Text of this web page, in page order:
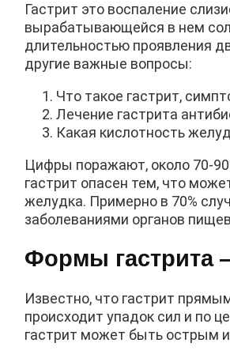
Гастрит это воспаление
вырабатывающейся в нем
длительностью проявления
другие важные вопросы:
Что такое гастрит,
Лечение гастрита
Какая кислотность
Цифры поражают, около 70-
гастрит опасен тем, что
желудка. Примерно в 70%
заболеваниями органов
Формы гастрита
Известно, что гастрит
происходит упадок сил и по
гастрит может быть острым